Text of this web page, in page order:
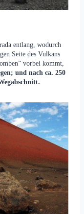
entlang, wodurch
Seite des Vulkans
vorbei kommt,
und nach ca. 250